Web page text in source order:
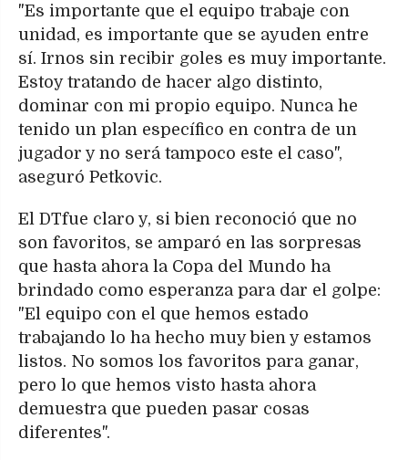
"Es importante que el equipo trabaje con
unidad, es importante que se ayuden entre
sí. Irnos sin recibir goles es muy importante.
Estoy tratando de hacer algo distinto,
dominar con mi propio equipo. Nunca he
tenido un plan específico en contra de un
jugador y no será tampoco este el caso",
aseguró Petkovic.
El DTfue claro y, si bien reconoció que no
son favoritos, se amparó en las sorpresas
que hasta ahora la Copa del Mundo ha
brindado como esperanza para dar el golpe:
"El equipo con el que hemos estado
trabajando lo ha hecho muy bien y estamos
listos. No somos los favoritos para ganar,
pero lo que hemos visto hasta ahora
demuestra que pueden pasar cosas
diferentes".